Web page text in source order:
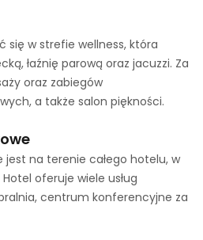
się w strefie wellness, która
łaźnię parową oraz jacuzzi. Za
oraz zabiegów
a także salon piękności.
jest na terenie całego hotelu, w
oferuje wiele usług
centrum konferencyjne za